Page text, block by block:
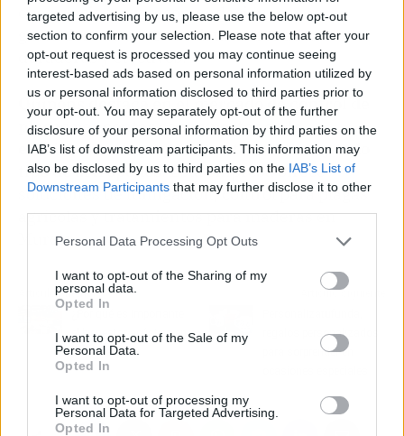
targeted advertising by us, please use the below opt-out
section to confirm your selection. Please note that after your
opt-out request is processed you may continue seeing
interest-based ads based on personal information utilized by
us or personal information disclosed to third parties prior to
your opt-out. You may separately opt-out of the further
disclosure of your personal information by third parties on the
IAB’s list of downstream participants. This information may
also be disclosed by us to third parties on the IAB’s List of
Downstream Participants that may further disclose it to other
Personal Data Processing Opt Outs
I want to opt-out of the Sharing of my
personal data.
Opted In
I want to opt-out of the Sale of my
Personal Data.
Opted In
I want to opt-out of processing my
Personal Data for Targeted Advertising.
Opted In
observaciones y recomendaciones para
garantizar a sus contratistas resultados
duraderos y efectivos.
Quipons destaca en el mercado de control de
plagas por contar con expertos en la
eliminación de plagas de ratones, aves y todo
tipo de artrópodos. Esta empresa ofrece
soluciones de fumigación, control para plagas
agrícolas y tratamientos para maderas en
Murcia.
Artículo anterior
el bienestar acústico en
restaurantes?
Artículo siguiente
regalos personalizados
para sorprender en